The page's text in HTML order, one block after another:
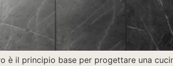
è il principio base per progettare una